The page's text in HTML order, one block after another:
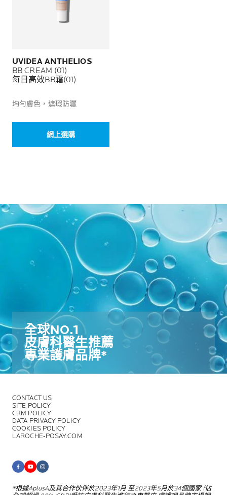
UVIDEA ANTHELIOS
BB CREAM (01)
每日高效BB霜(01)
均勻膚色，遮瑕防曬
網上選購
全球NO.1​
皮膚科醫生推薦​
專業護膚品牌*​
CONTACT US
SITE POLICY
CRM POLICY
DATA PRIVACY POLICY
COOKIES POLICY
LAROCHE-POSAY.COM
*根據AplusA及其合作伙伴於2023年1月至2023年5月於34個國家 (佔